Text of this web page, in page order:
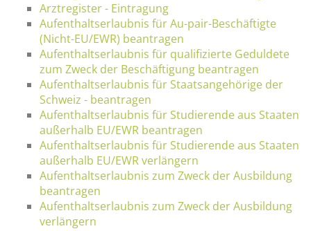
Arztregister - Eintragung
Aufenthaltserlaubnis für Au-pair-Beschäftigte
(Nicht-EU/EWR) beantragen
Aufenthaltserlaubnis für qualifizierte Geduldete
zum Zweck der Beschäftigung beantragen
Aufenthaltserlaubnis für Staatsangehörige der
Schweiz - beantragen
Aufenthaltserlaubnis für Studierende aus Staaten
außerhalb EU/EWR beantragen
Aufenthaltserlaubnis für Studierende aus Staaten
außerhalb EU/EWR verlängern
Aufenthaltserlaubnis zum Zweck der Ausbildung
beantragen
Aufenthaltserlaubnis zum Zweck der Ausbildung
verlängern